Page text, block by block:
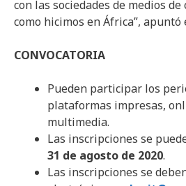
con las sociedades de medios
como hicimos en África”, apuntó
CONVOCATORIA
Pueden participar los
plataformas impresas,
multimedia.
Las inscripciones se
31 de agosto de 2020.
Las inscripciones se